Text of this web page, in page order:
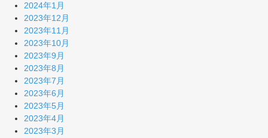
2024年1月
2023年12月
2023年11月
2023年10月
2023年9月
2023年8月
2023年7月
2023年6月
2023年5月
2023年4月
2023年3月